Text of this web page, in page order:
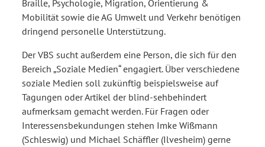
Braille, Psychologie, Migration, Orientierung &
Mobilität sowie die AG Umwelt und Verkehr benötigen
dringend personelle Unterstützung.
Der VBS sucht außerdem eine Person, die sich für den
Bereich „Soziale Medien“ engagiert. Über verschiedene
soziale Medien soll zukünftig beispielsweise auf
Tagungen oder Artikel der blind-sehbehindert
aufmerksam gemacht werden. Für Fragen oder
Interessensbekundungen stehen Imke Wißmann
(Schleswig) und Michael Schäffler (Ilvesheim) gerne